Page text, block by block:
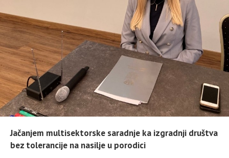
Jačanjem multisektorske saradnje ka izgradnji društva
bez tolerancije na nasilje u porodici